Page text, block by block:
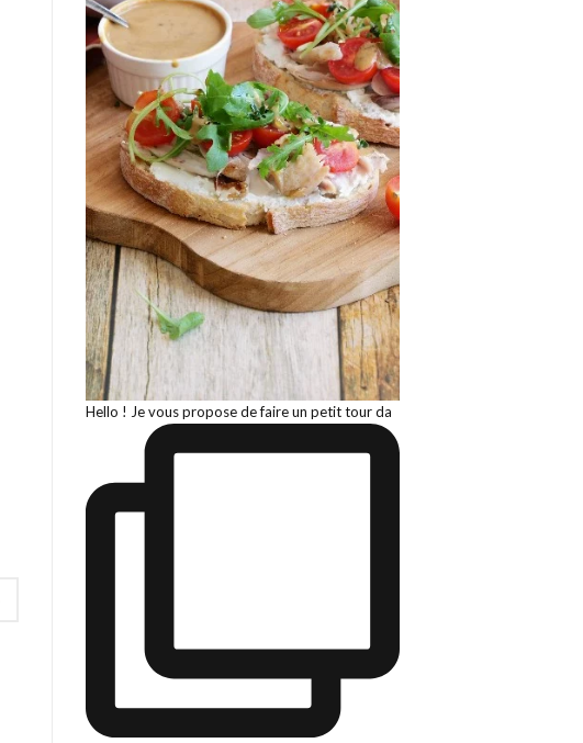
Hello ! Je vous propose de faire un petit tour da